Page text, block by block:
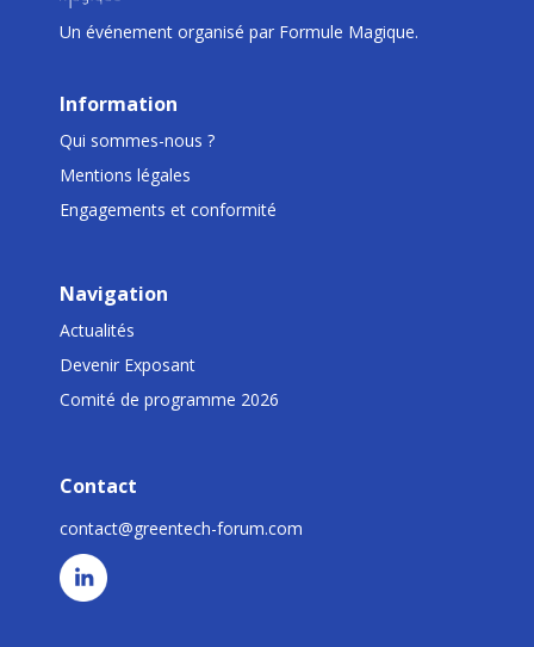
Un événement organisé par Formule Magique.
Information
Qui sommes-nous ?
Mentions légales
Engagements et conformité
Navigation
Actualités
Devenir Exposant
Comité de programme 2026
Contact
contact@greentech-forum.com